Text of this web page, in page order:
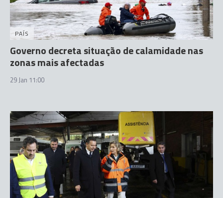
PAÍS
Governo decreta situação de calamidade nas
zonas mais afectadas
29 Jan 11:00